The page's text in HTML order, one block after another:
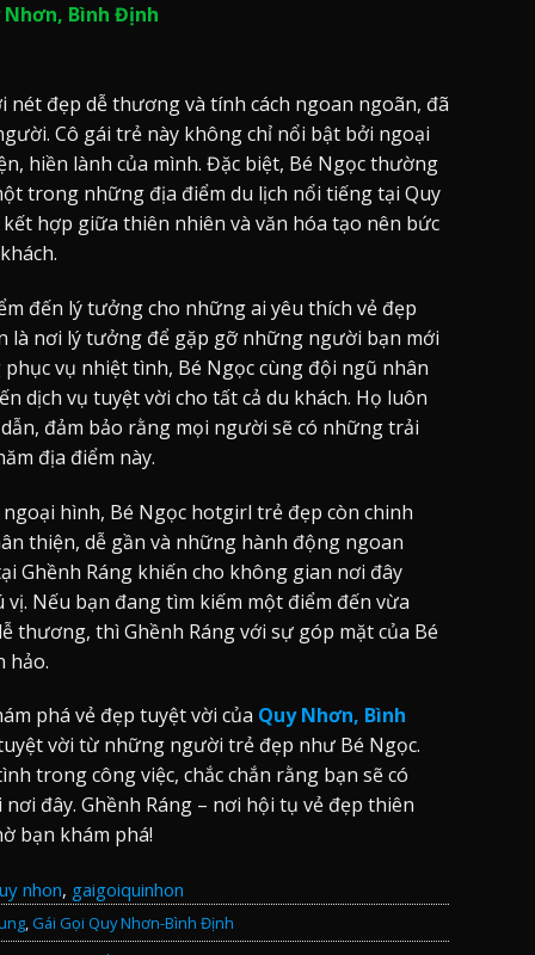
Nhơn, Bình Định
nét đẹp dễ thương và tính cách ngoan ngoãn, đã
Cô gái trẻ này không chỉ nổi bật bởi ngoại
hiền lành của mình. Đặc biệt, Bé Ngọc thường
trong những địa điểm du lịch nổi tiếng tại Quy
hợp giữa thiên nhiên và văn hóa tạo nên bức
đến lý tưởng cho những ai yêu thích vẻ đẹp
là nơi lý tưởng để gặp gỡ những người bạn mới
vụ nhiệt tình, Bé Ngọc cùng đội ngũ nhân
dịch vụ tuyệt vời cho tất cả du khách. Họ luôn
đảm bảo rằng mọi người sẽ có những trải
địa điểm này.
hình, Bé Ngọc hotgirl trẻ đẹp còn chinh
thiện, dễ gần và những hành động ngoan
Ghềnh Ráng khiến cho không gian nơi đây
Nếu bạn đang tìm kiếm một điểm đến vừa
thương, thì Ghềnh Ráng với sự góp mặt của Bé
hảo.
phá vẻ đẹp tuyệt vời của Quy Nhơn, Bình
vời từ những người trẻ đẹp như Bé Ngọc.
trong công việc, chắc chắn rằng bạn sẽ có
đây. Ghềnh Ráng – nơi hội tụ vẻ đẹp thiên
bạn khám phá!
nhon, gaigoiquinhon
, Gái Gọi Quy Nhơn-Bình Định